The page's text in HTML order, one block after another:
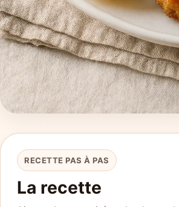
RECETTE PAS À PAS
La recette